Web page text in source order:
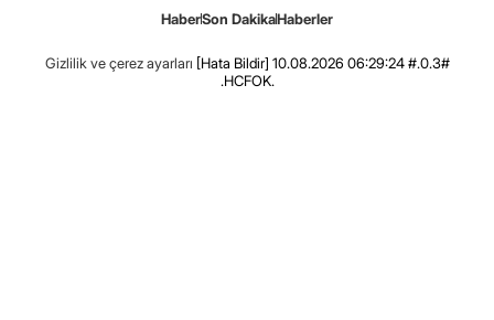
HaberSon DakikaHaberler
Gizlilik ve çerez ayarları [Hata Bildir] 10.08.2026 06:29:24 #.0.3#
.HCFOK.